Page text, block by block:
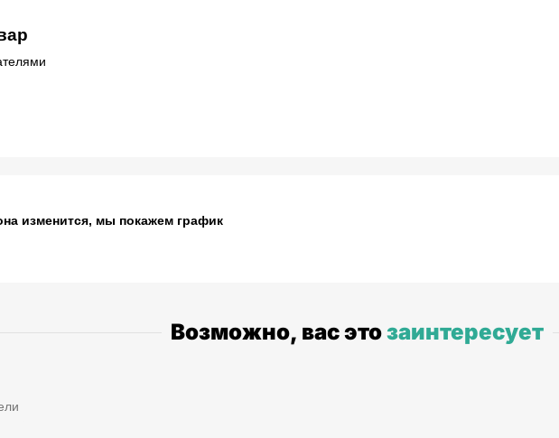
изменится, мы покажем график
Возможно, вас этозаинтересует